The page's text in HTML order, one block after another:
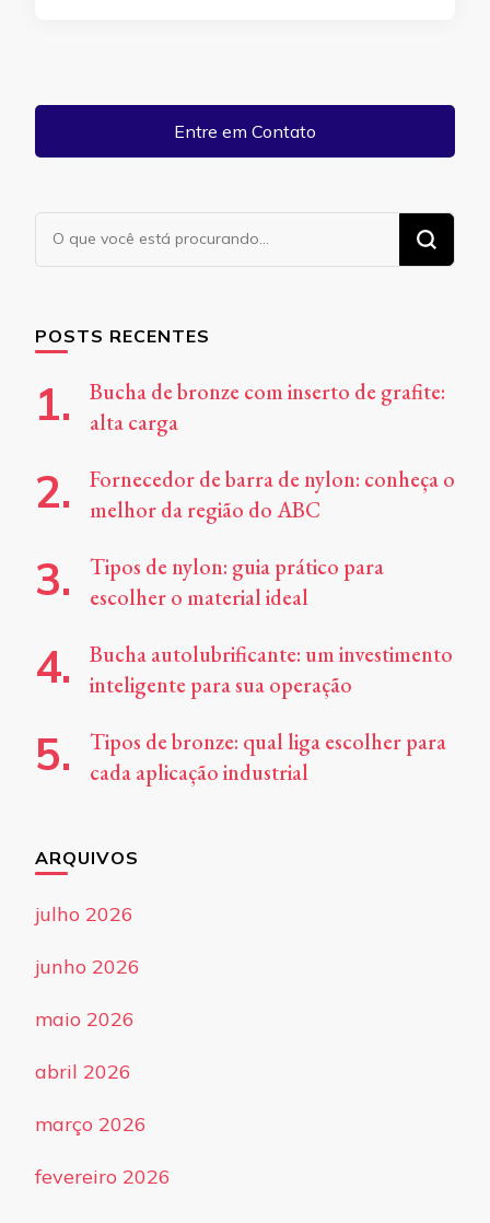
Entre em Contato
Procurando
POSTS RECENTES
Bucha de bronze com inserto de grafite:
alta carga
Fornecedor de barra de nylon: conheça o
melhor da região do ABC
Tipos de nylon: guia prático para
escolher o material ideal
Bucha autolubrificante: um investimento
inteligente para sua operação
Tipos de bronze: qual liga escolher para
cada aplicação industrial
ARQUIVOS
julho 2026
junho 2026
maio 2026
abril 2026
março 2026
fevereiro 2026